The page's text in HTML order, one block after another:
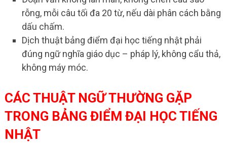
rỗng, mỗi câu tối đa 20 từ, nếu dài phân cách bằng
dấu chấm.
Dịch thuật bảng điểm đại học tiếng nhật phải
đúng ngữ nghĩa giáo dục – pháp lý, không cẩu thả,
không máy móc.
CÁC THUẬT NGỮ THƯỜNG GẶP
TRONG BẢNG ĐIỂM ĐẠI HỌC TIẾNG
NHẬT